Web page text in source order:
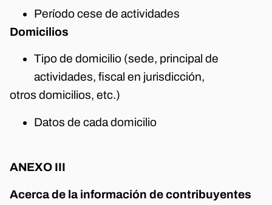
Período cese de actividades
Domicilios
Tipo de domicilio (sede, principal de
actividades, fiscal en jurisdicción,
otros domicilios, etc.)
Datos de cada domicilio
ANEXO III
Acerca de la información de contribuyentes